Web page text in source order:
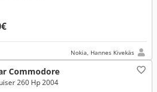
Nokia, Hannes Kivekäs
Commodore
260 Hp 2004